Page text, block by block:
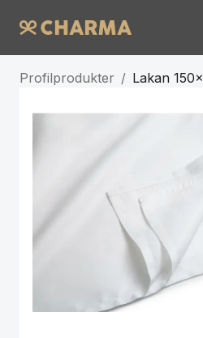
Profilprodukter / Lakan